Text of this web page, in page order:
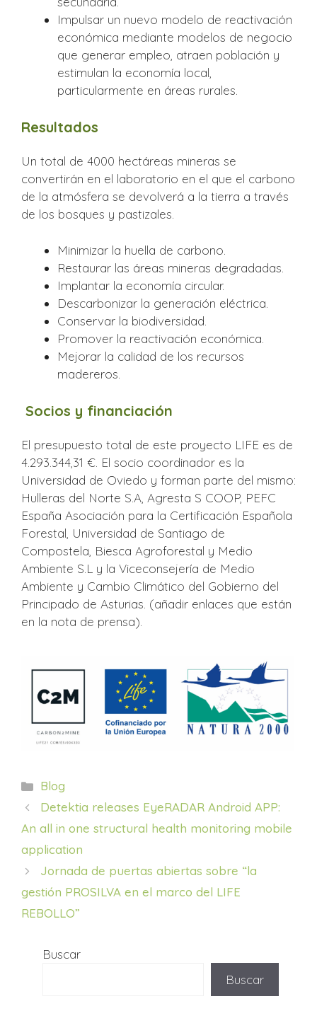
Impulsar un nuevo modelo de reactivación
económica mediante modelos de negocio
que generar empleo, atraen población y
estimulan la economía local,
particularmente en áreas rurales.
Resultados
Un total de 4000 hectáreas mineras se
convertirán en el laboratorio en el que el carbono
de la atmósfera se devolverá a la tierra a través
de los bosques y pastizales.
Minimizar la huella de carbono.
Restaurar las áreas mineras degradadas.
Implantar la economía circular.
Descarbonizar la generación eléctrica.
Conservar la biodiversidad.
Promover la reactivación económica.
Mejorar la calidad de los recursos
madereros.
Socios y financiación
El presupuesto total de este proyecto LIFE es de
4.293.344,31 €. El socio coordinador es la
Universidad de Oviedo y forman parte del mismo:
Hulleras del Norte S.A, Agresta S COOP, PEFC
España Asociación para la Certificación Española
Forestal, Universidad de Santiago de
Compostela, Biesca Agroforestal y Medio
Ambiente S.L y la Viceconsejería de Medio
Ambiente y Cambio Climático del Gobierno del
Principado de Asturias. (añadir enlaces que están
en la nota de prensa).
Categorías
Blog
Detektia releases EyeRADAR Android APP:
An all in one structural health monitoring mobile
application
Jornada de puertas abiertas sobre “la
gestión PROSILVA en el marco del LIFE
REBOLLO”
Buscar
Buscar